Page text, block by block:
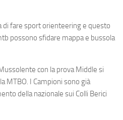
di fare sport orienteering e questo
possono sfidare mappa e bussola
con la prova Middle si
MTBO. I Campioni sono già
della nazionale sui Colli Berici